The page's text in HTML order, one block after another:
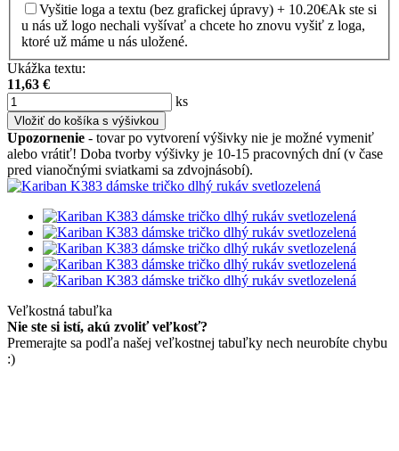
Vyšitie loga a textu (bez grafickej úpravy) + 10.20€Ak ste si
u nás už logo nechali vyšívať a chcete ho znovu vyšiť z loga,
ktoré už máme u nás uložené.
Ukážka textu:
11,63 €
ks
Vložiť do košíka s výšivkou
Upozornenie - tovar po vytvorení výšivky nie je možné vymeniť
alebo vrátiť! Doba tvorby výšivky je 10-15 pracovných dní (v čase
pred vianočnými sviatkami sa zdvojnásobí).
Veľkostná tabuľka
Nie ste si istí, akú zvoliť veľkosť?
Premerajte sa podľa našej veľkostnej tabuľky nech neurobíte chybu
:)